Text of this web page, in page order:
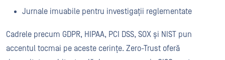
Jurnale imuabile pentru investigații reglementate
Cadrele precum GDPR, HIPAA, PCI DSS, SOX și NIST pun
accentul tocmai pe aceste cerințe. Zero-Trust oferă